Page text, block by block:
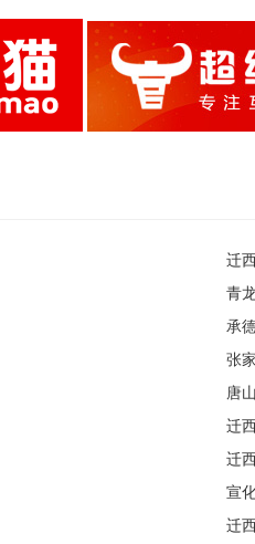
迁
青
承
张
唐
迁
迁
宣
迁